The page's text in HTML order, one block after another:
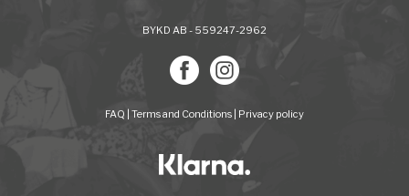
BYKD AB - 559247-2962
FAQ Terms and Conditions Privacy policy